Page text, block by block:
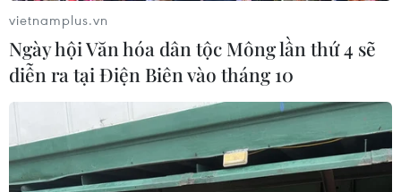
gắn máy
07/08/2026 14:37
trạng khẩn cấp với danh mục trang
thiết bị mới
07/08/2026 14:20
vietnamplus.vn
Ngày hội Văn hóa dân tộc Mông lần thứ 4 sẽ
diễn ra tại Điện Biên vào tháng 10